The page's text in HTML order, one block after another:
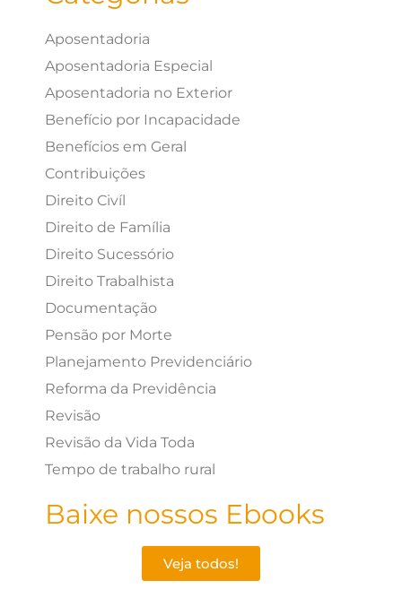
Aposentadoria
Aposentadoria Especial
Aposentadoria no Exterior
Benefício por Incapacidade
Benefícios em Geral
Contribuições
Direito Civíl
Direito de Família
Direito Sucessório
Direito Trabalhista
Documentação
Pensão por Morte
Planejamento Previdenciário
Reforma da Previdência
Revisão
Revisão da Vida Toda
Tempo de trabalho rural
Baixe nossos Ebooks
Veja todos!